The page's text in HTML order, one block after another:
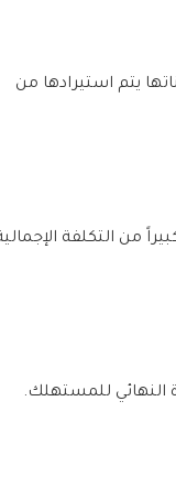
يتم استيرادها من
من التكلفة
النهائي للمستهلك.